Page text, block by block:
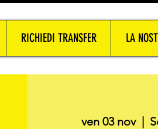
RICHIEDI TRANSFER LA
ven 03 nov
  |